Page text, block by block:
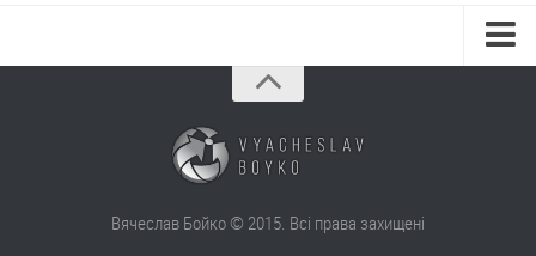
Вячеслав Бойко © 2015. Всі права захищені